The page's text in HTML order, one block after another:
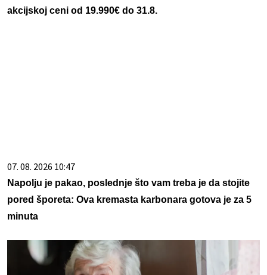
akcijskoj ceni od 19.990€ do 31.8.
07. 08. 2026 10:47
Napolju je pakao, poslednje što vam treba je da stojite
pored šporeta: Ova kremasta karbonara gotova je za 5
minuta